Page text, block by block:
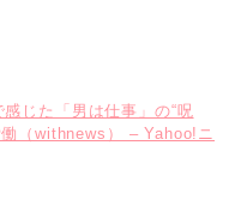
じた「男は仕事」の“呪
（withnews） – Yahoo!ニ